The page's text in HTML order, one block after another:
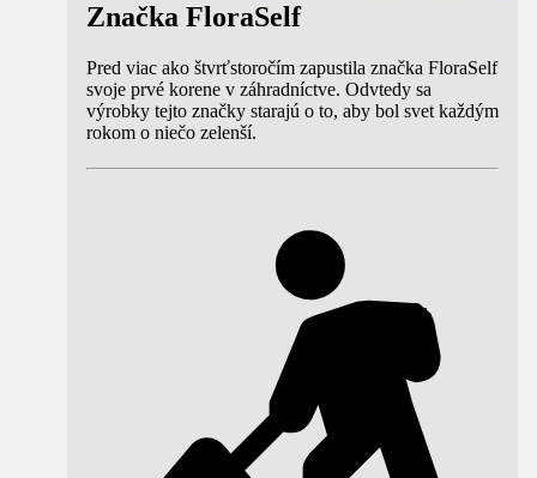
Značka FloraSelf
Pred viac ako štvrťstoročím zapustila značka FloraSelf
svoje prvé korene v záhradníctve. Odvtedy sa
výrobky tejto značky starajú o to, aby bol svet každým
rokom o niečo zelenší.